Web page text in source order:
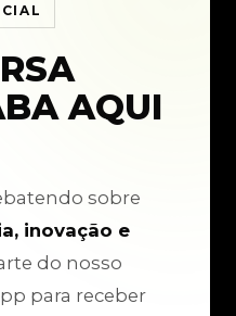
AQUI
sobre
inovação e
do nosso
para receber